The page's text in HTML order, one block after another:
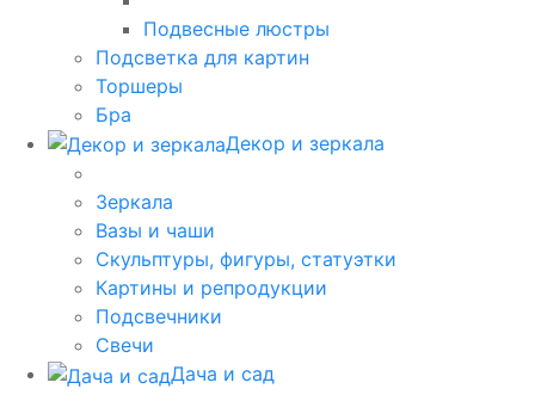
Подвесные люстры
Подсветка для картин
Торшеры
Бра
Декор и зеркала
Зеркала
Вазы и чаши
Скульптуры, фигуры, статуэтки
Картины и репродукции
Подсвечники
Свечи
Дача и сад